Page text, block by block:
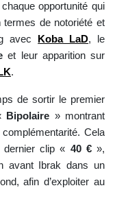
opportunité qui
de notoriété et
avec
Koba LaD, le
et leur apparition sur
.
de sortir le premier
Bipolaire » montrant
complémentarité. Cela
dernier clip « 40 €»,
avant Ibrak dans un
afin d’exploiter au